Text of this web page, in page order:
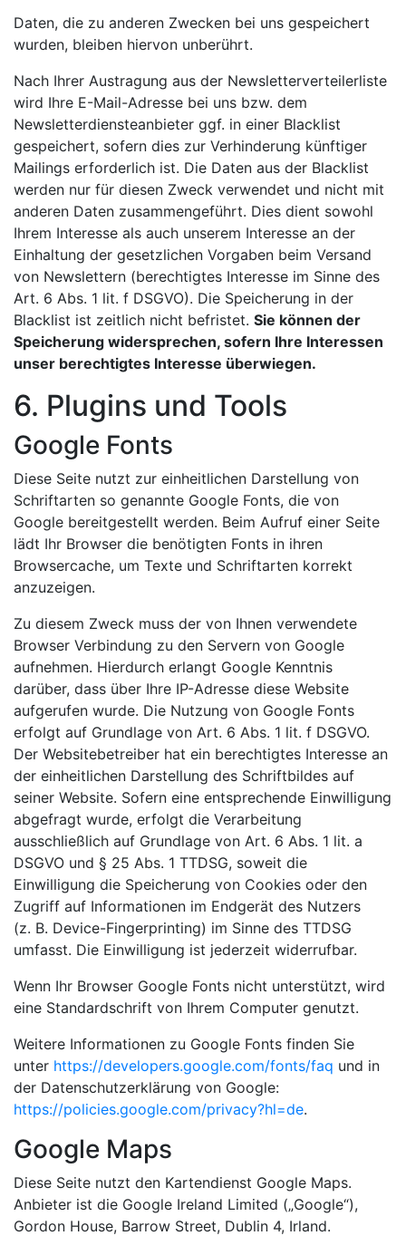
Daten, die zu anderen Zwecken bei uns gespeichert
wurden, bleiben hiervon unberührt.
Nach Ihrer Austragung aus der Newsletterverteilerliste
wird Ihre E-Mail-Adresse bei uns bzw. dem
Newsletterdiensteanbieter ggf. in einer Blacklist
gespeichert, sofern dies zur Verhinderung künftiger
Mailings erforderlich ist. Die Daten aus der Blacklist
werden nur für diesen Zweck verwendet und nicht mit
anderen Daten zusammengeführt. Dies dient sowohl
Ihrem Interesse als auch unserem Interesse an der
Einhaltung der gesetzlichen Vorgaben beim Versand
von Newslettern (berechtigtes Interesse im Sinne des
Art. 6 Abs. 1 lit. f DSGVO). Die Speicherung in der
Blacklist ist zeitlich nicht befristet. Sie können der
Speicherung widersprechen, sofern Ihre Interessen
unser berechtigtes Interesse überwiegen.
6. Plugins und Tools
Google Fonts
Diese Seite nutzt zur einheitlichen Darstellung von
Schriftarten so genannte Google Fonts, die von
Google bereitgestellt werden. Beim Aufruf einer Seite
lädt Ihr Browser die benötigten Fonts in ihren
Browsercache, um Texte und Schriftarten korrekt
anzuzeigen.
Zu diesem Zweck muss der von Ihnen verwendete
Browser Verbindung zu den Servern von Google
aufnehmen. Hierdurch erlangt Google Kenntnis
darüber, dass über Ihre IP-Adresse diese Website
aufgerufen wurde. Die Nutzung von Google Fonts
erfolgt auf Grundlage von Art. 6 Abs. 1 lit. f DSGVO.
Der Websitebetreiber hat ein berechtigtes Interesse an
der einheitlichen Darstellung des Schriftbildes auf
seiner Website. Sofern eine entsprechende Einwilligung
abgefragt wurde, erfolgt die Verarbeitung
ausschließlich auf Grundlage von Art. 6 Abs. 1 lit. a
DSGVO und § 25 Abs. 1 TTDSG, soweit die
Einwilligung die Speicherung von Cookies oder den
Zugriff auf Informationen im Endgerät des Nutzers
(z. B. Device-Fingerprinting) im Sinne des TTDSG
umfasst. Die Einwilligung ist jederzeit widerrufbar.
Wenn Ihr Browser Google Fonts nicht unterstützt, wird
eine Standardschrift von Ihrem Computer genutzt.
Weitere Informationen zu Google Fonts finden Sie
unter https://developers.google.com/fonts/faq und in
der Datenschutzerklärung von Google:
https://policies.google.com/privacy?hl=de.
Google Maps
Diese Seite nutzt den Kartendienst Google Maps.
Anbieter ist die Google Ireland Limited („Google“),
Gordon House, Barrow Street, Dublin 4, Irland.